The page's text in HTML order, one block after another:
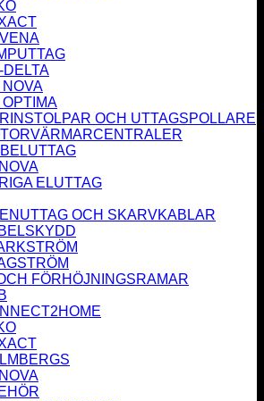
DELTA
NOVA
OPTIMA
OCH UTTAGSPOLLARE
ELUTTAG
OCH SKARVKABLAR
FÖRHÖJNINGSRAMAR